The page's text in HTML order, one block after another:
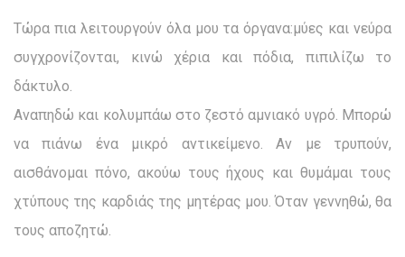
Τώρα πια λειτουργούν όλα μου τα όργανα:μύες και νεύρα
συγχρονίζονται, κινώ χέρια και πόδια, πιπιλίζω το
δάκτυλο.
Αναπηδώ και κολυμπάω στο ζεστό αμνιακό υγρό. Μπορώ
να πιάνω ένα μικρό αντικείμενο. Αν με τρυπούν,
αισθάνομαι πόνο, ακούω τους ήχους και θυμάμαι τους
χτύπους της καρδιάς της μητέρας μου. Όταν γεννηθώ, θα
τους αποζητώ.